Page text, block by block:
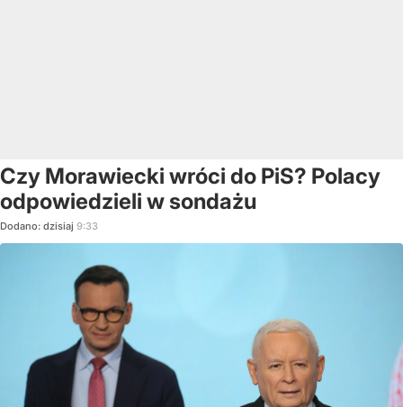
Czy Morawiecki wróci do PiS? Polacy
odpowiedzieli w sondażu
Dodano: dzisiaj 9:33